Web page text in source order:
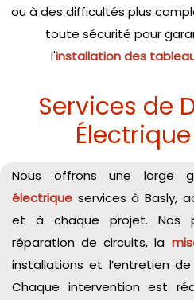
ou à des difficultés plus
toute sécurité pour
l'installation des
Services de
Nous offrons une large
électrique services à Basly,
et à chaque projet. Nos
réparation de circuits, la
installations et l’entretien
Chaque intervention est